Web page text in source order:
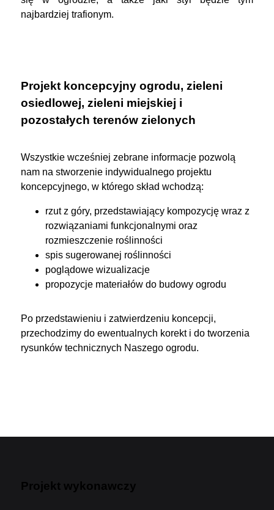
najbardziej trafionym.
Projekt koncepcyjny ogrodu, zieleni
osiedlowej, zieleni miejskiej i
pozostałych terenów zielonych
Wszystkie wcześniej zebrane informacje pozwolą
nam na stworzenie indywidualnego projektu
koncepcyjnego, w którego skład wchodzą:
rzut z góry, przedstawiający kompozycję wraz z
rozwiązaniami funkcjonalnymi oraz
rozmieszczenie roślinności
spis sugerowanej roślinności
poglądowe wizualizacje
propozycje materiałów do budowy ogrodu
Po przedstawieniu i zatwierdzeniu koncepcji,
przechodzimy do ewentualnych korekt i do tworzenia
rysunków technicznych Naszego ogrodu.
Projekt wykonawczy